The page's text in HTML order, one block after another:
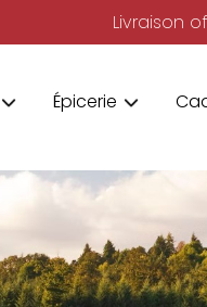
Livraison
Épicerie